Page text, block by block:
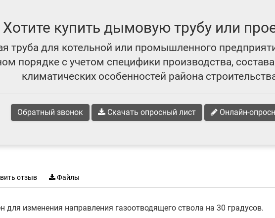
Хотите купить дымовую трубу или
труба для котельной или промышленного
порядке с учетом специфики производства,
климатических особенностей района
Обратный звонок Скачать опросный лист Онлайн-
отзыв Файлы
для изменения направления газоотводящего ствола на 30 градусов.